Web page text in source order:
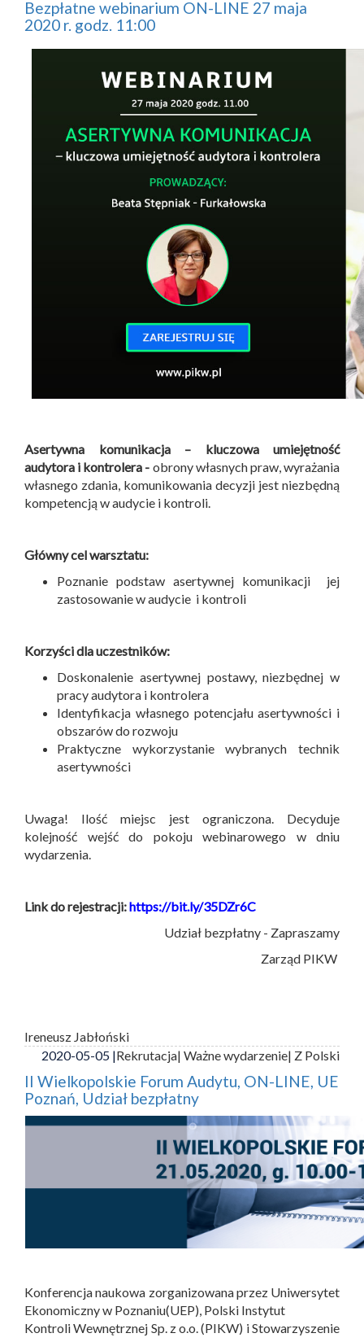
Bezpłatne webinarium ON-LINE 27 maja
2020 r. godz. 11:00
Asertywna komunikacja – kluczowa umiejętność
audytora i kontrolera - obrony własnych praw, wyrażania
własnego zdania, komunikowania decyzji jest niezbędną
kompetencją w audycie i kontroli.
Główny cel warsztatu:
Poznanie podstaw asertywnej komunikacji jej
zastosowanie w audycie i kontroli
Korzyści dla uczestników:
Doskonalenie asertywnej postawy, niezbędnej w
pracy audytora i kontrolera
Identyfikacja własnego potencjału asertywności i
obszarów do rozwoju
Praktyczne wykorzystanie wybranych technik
asertywności
Uwaga! Ilość miejsc jest ograniczona. Decyduje
kolejność wejść do pokoju webinarowego w dniu
wydarzenia.
Link do rejestracji:https://bit.ly/35DZr6C
Udział bezpłatny - Zapraszamy
Zarząd PIKW
Ireneusz Jabłoński
2020-05-05 |Rekrutacja| Ważne wydarzenie| Z Polski
II Wielkopolskie Forum Audytu, ON-LINE, UE
Poznań, Udział bezpłatny
Konferencja naukowa zorganizowana przez Uniwersytet
Ekonomiczny w Poznaniu(UEP), Polski Instytut
Kontroli Wewnętrznej Sp. z o.o. (PIKW) i Stowarzyszenie